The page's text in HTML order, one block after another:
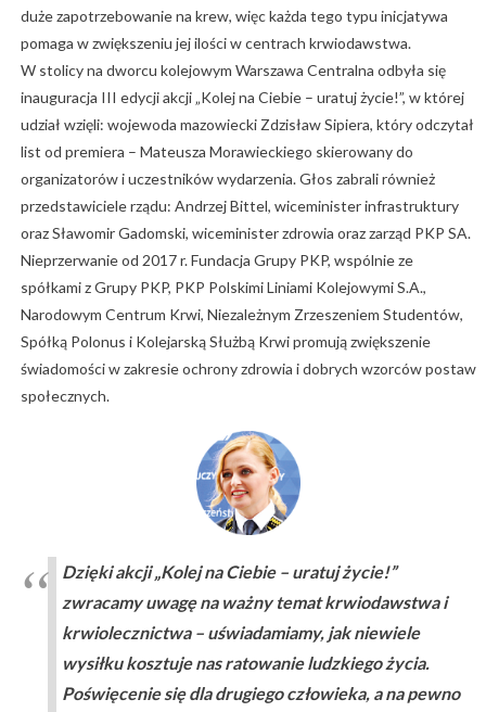
duże zapotrzebowanie na krew, więc każda tego typu inicjatywa
pomaga w zwiększeniu jej ilości w centrach krwiodawstwa.
W stolicy na dworcu kolejowym Warszawa Centralna odbyła się
inauguracja III edycji akcji „Kolej na Ciebie – uratuj życie!”, w której
udział wzięli: wojewoda mazowiecki Zdzisław Sipiera, który odczytał
list od premiera – Mateusza Morawieckiego skierowany do
organizatorów i uczestników wydarzenia. Głos zabrali również
przedstawiciele rządu: Andrzej Bittel, wiceminister infrastruktury
oraz Sławomir Gadomski, wiceminister zdrowia oraz zarząd PKP SA.
Nieprzerwanie od 2017 r. Fundacja Grupy PKP, wspólnie ze
spółkami z Grupy PKP, PKP Polskimi Liniami Kolejowymi S.A.,
Narodowym Centrum Krwi, Niezależnym Zrzeszeniem Studentów,
Spółką Polonus i Kolejarską Służbą Krwi promują zwiększenie
świadomości w zakresie ochrony zdrowia i dobrych wzorców postaw
społecznych.
Dzięki akcji „Kolej na Ciebie – uratuj życie!”
zwracamy uwagę na ważny temat krwiodawstwa i
krwiolecznictwa – uświadamiamy, jak niewiele
wysiłku kosztuje nas ratowanie ludzkiego życia.
Poświęcenie się dla drugiego człowieka, a na pewno